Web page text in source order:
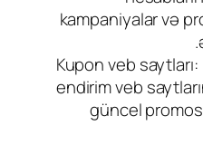
kampaniyalar və
Kupon veb
endirim veb
güncel